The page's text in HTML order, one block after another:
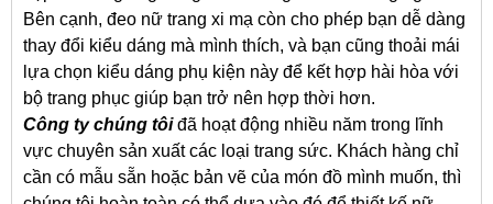
Bên cạnh, đeo nữ trang xi mạ còn cho phép bạn dễ dàng
thay đổi kiểu dáng mà mình thích, và bạn cũng thoải mái
lựa chọn kiểu dáng phụ kiện này để kết hợp hài hòa với
bộ trang phục giúp bạn trở nên hợp thời hơn.
Công ty chúng tôiđã hoạt động nhiều năm trong lĩnh
vực chuyên sản xuất các loại trang sức. Khách hàng chỉ
cần có mẫu sẵn hoặc bản vẽ của món đồ mình muốn, thì